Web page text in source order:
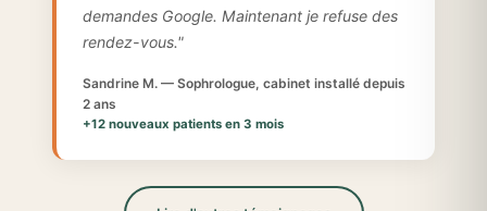
demandes Google. Maintenant je refuse des
rendez-vous."
Sandrine M. — Sophrologue, cabinet installé depuis
2 ans
+12 nouveaux patients en 3 mois